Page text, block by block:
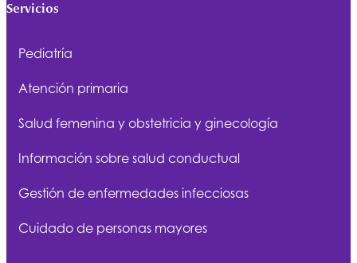
Servicios
Pediatría
Atención primaria
Salud femenina y obstetricia y ginecología
Información sobre salud conductual
Gestión de enfermedades infecciosas
Cuidado de personas mayores